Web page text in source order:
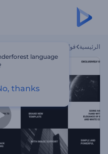
الرئيسية قوالب
language
thanks